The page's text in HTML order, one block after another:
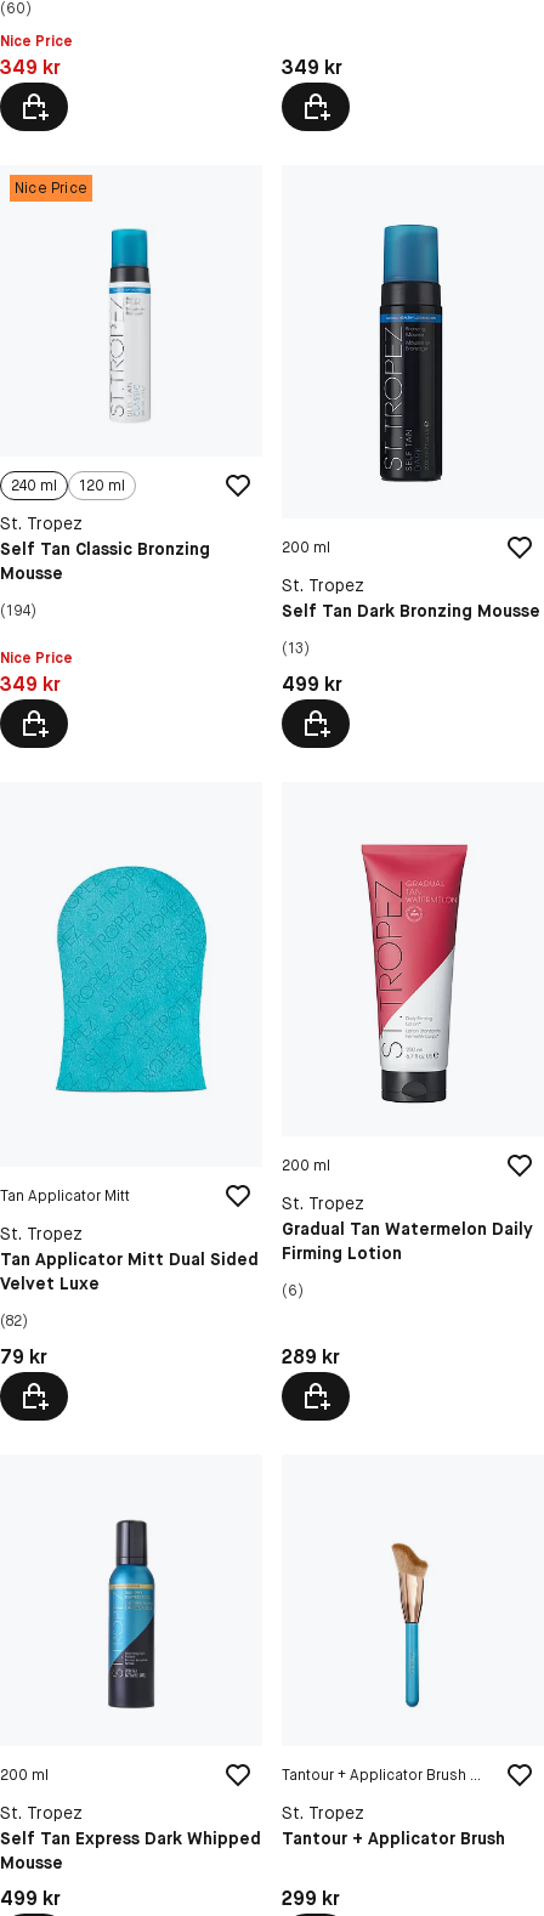
(60)
Nice Price
Pris: 349 kr
349 kr Pris: 349 kr
349 kr
Nice Price
240 ml 120 ml
St. Tropez
Self Tan Classic Bronzing
Mousse
(194)
Nice Price
Pris: 349 kr
349 kr
200 ml
St. Tropez
Self Tan Dark Bronzing Mousse
(13)
Pris: 499 kr
499 kr
Tan Applicator Mitt
St. Tropez
Tan Applicator Mitt Dual Sided
Velvet Luxe
(82)
Pris: 79 kr
79 kr
200 ml
St. Tropez
Gradual Tan Watermelon Daily
Firming Lotion
(6)
Pris: 289 kr
289 kr
200 ml
St. Tropez
Self Tan Express Dark Whipped
Mousse
Pris: 499 kr
499 kr
Tantour + Applicator Brush Makeup
St. Tropez
Tantour + Applicator Brush
Pris: 299 kr
299 kr